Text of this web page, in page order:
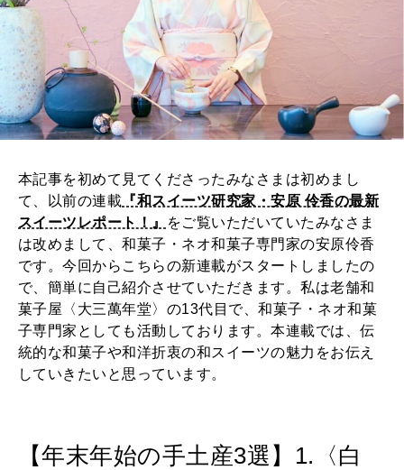
本記事を初めて見てくださったみなさまは初めまし
て、以前の連載 『和スイーツ研究家・安原 伶香の最新
スイーツレポート！』
をご覧いただいていたみなさま
は改めまして、和菓子・ネオ和菓子専門家の安原伶香
です。今回からこちらの新連載がスタートしましたの
で、簡単に自己紹介させていただきます。私は老舗和
菓子屋〈大三萬年堂〉の13代目で、和菓子・ネオ和菓
子専門家としても活動しております。本連載では、伝
統的な和菓子や和洋折衷の和スイーツの魅力をお伝え
していきたいと思っています。
【年末年始の手土産3選】1.〈白